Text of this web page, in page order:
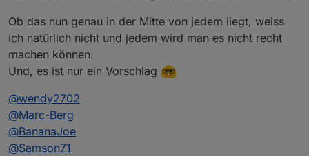
Ob das nun genau in der Mitte von jedem liegt, weiss
ich natürlich nicht und jedem wird man es nicht recht
machen können.
Und, es ist nur ein Vorschlag
@wendy2702
@Marc-Berg
@BananaJoe
@Samson71